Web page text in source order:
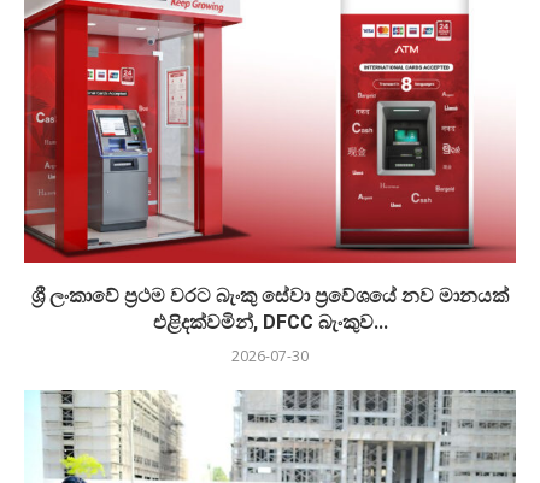
ශ්‍රී ලංකාවේ ප්‍රථම වරට බැංකු සේවා ප්‍රවේශයේ නව මානයක්
එළිදක්වමින්, DFCC බැංකුව...
2026-07-30